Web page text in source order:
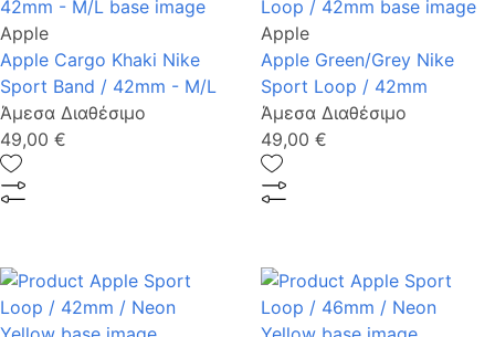
Apple
Apple Cargo Khaki Nike
Sport Band / 42mm - M/L
Άμεσα Διαθέσιμο
49,00 €
Apple
Apple Green/Grey Nike
Sport Loop / 42mm
Άμεσα Διαθέσιμο
49,00 €